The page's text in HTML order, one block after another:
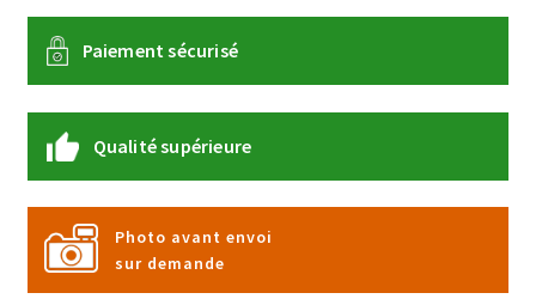
Paiement sécurisé
Qualité supérieure
Photo avant envoi
sur demande